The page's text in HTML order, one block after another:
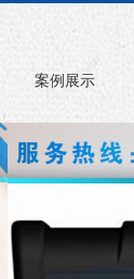
案例展示